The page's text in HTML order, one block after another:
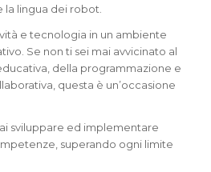
la lingua dei robot.
e tecnologia in un ambiente
Se non ti sei mai avvicinato al
della programmazione e
questa è un’occasione
sviluppare ed implementare
superando ogni limite